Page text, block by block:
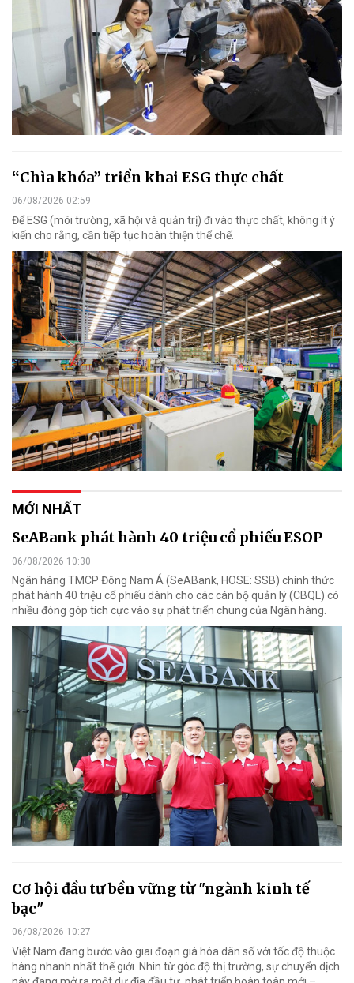
“Chìa khóa” triển khai ESG thực chất
06/08/2026 02:59
Để ESG (môi trường, xã hội và quản trị) đi vào thực chất, không ít ý
kiến cho rằng, cần tiếp tục hoàn thiện thể chế.
MỚI NHẤT
SeABank phát hành 40 triệu cổ phiếu ESOP
06/08/2026 10:30
Ngân hàng TMCP Đông Nam Á (SeABank, HOSE: SSB) chính thức
phát hành 40 triệu cổ phiếu dành cho các cán bộ quản lý (CBQL) có
nhiều đóng góp tích cực vào sự phát triển chung của Ngân hàng.
Cơ hội đầu tư bền vững từ "ngành kinh tế
bạc"
06/08/2026 10:27
Việt Nam đang bước vào giai đoạn già hóa dân số với tốc độ thuộc
hàng nhanh nhất thế giới. Nhìn từ góc độ thị trường, sự chuyển dịch